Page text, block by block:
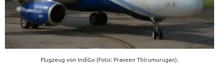
Flugzeug von IndiGo (Foto: Praveen Thirumurugan).